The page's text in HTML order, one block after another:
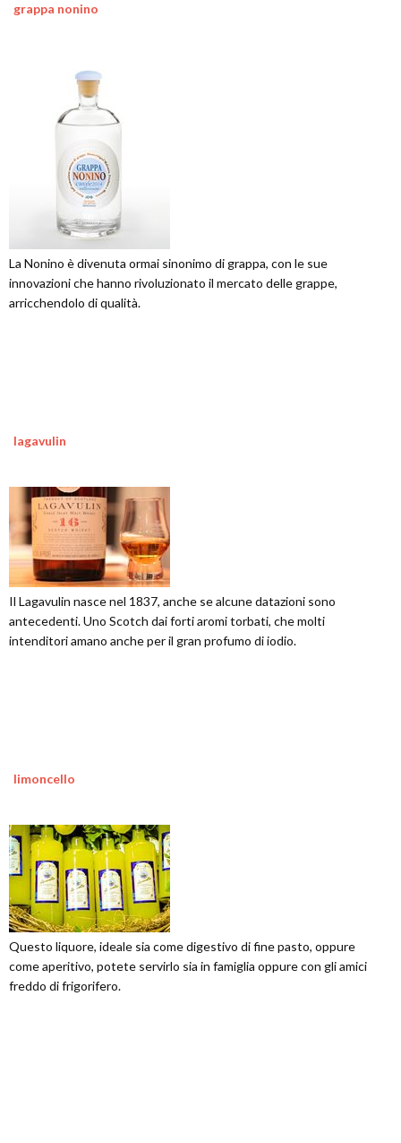
grappa nonino
La Nonino è divenuta ormai sinonimo di grappa, con le sue
innovazioni che hanno rivoluzionato il mercato delle grappe,
arricchendolo di qualità.
lagavulin
Il Lagavulin nasce nel 1837, anche se alcune datazioni sono
antecedenti. Uno Scotch dai forti aromi torbati, che molti
intenditori amano anche per il gran profumo di iodio.
limoncello
Questo liquore, ideale sia come digestivo di fine pasto, oppure
come aperitivo, potete servirlo sia in famiglia oppure con gli amici
freddo di frigorifero.